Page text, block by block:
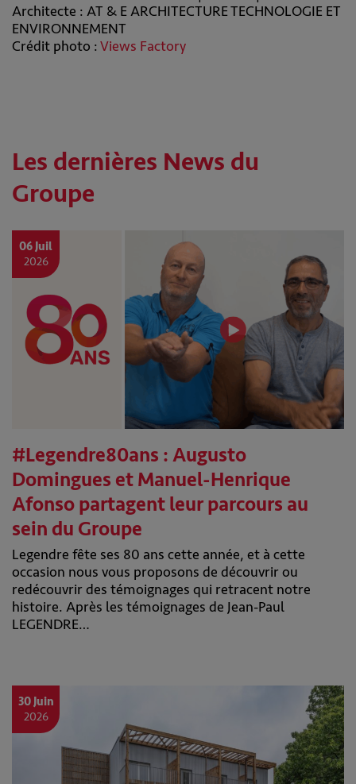
Architecte : AT & E ARCHITECTURE TECHNOLOGIE ET
ENVIRONNEMENT
Crédit photo :Views Factory
Les dernières News du
Groupe
06 Juil
2026
#Legendre80ans : Augusto
Domingues et Manuel-Henrique
Afonso partagent leur parcours au
sein du Groupe
Legendre fête ses 80 ans cette année, et à cette
occasion nous vous proposons de découvrir ou
redécouvrir des témoignages qui retracent notre
histoire. Après les témoignages de Jean-Paul
LEGENDRE…
30 Juin
2026